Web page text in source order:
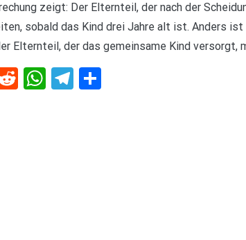
zeigt: Der Elternteil, der nach der
sobald das Kind drei Jahre alt ist. Anders ist
Elternteil, der das gemeinsame Kind versorgt,
RedditWhatsApp
Telegram